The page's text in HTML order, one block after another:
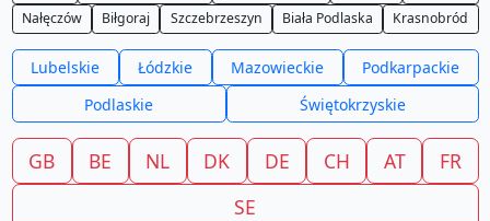
Nałęczów
Biłgoraj Szczebrzeszyn Biała Podlaska Krasnobród
Lubelskie Łódzkie Mazowieckie
Podkarpackie
Podlaskie
Świętokrzyskie
GB BE NL DK DE CH AT
FR
SE